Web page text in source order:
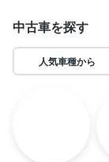
中古車を探す
人気車種から